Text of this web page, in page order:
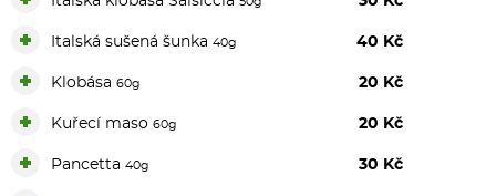
Italská sušená šunka 40g 40 Kč
Klobása 60g 20 Kč
Kuřecí maso 60g 20 Kč
Pancetta 40g 30 Kč